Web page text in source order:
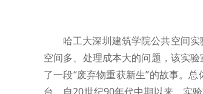
哈工大深圳建筑学院公共空间
空间多、处理成本大的问题，该实
了一段“废弃物重获新生”的故事。